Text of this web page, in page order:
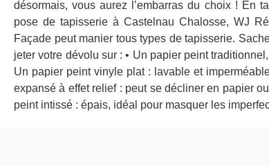
désormais, vous aurez l’embarras du choix ! En
pose de tapisserie à Castelnau Chalosse, WJ
Façade peut manier tous types de tapisserie.
jeter votre dévolu sur : • Un papier peint
Un papier peint vinyle plat : lavable et
expansé à effet relief : peut se décliner en papier
peint intissé : épais, idéal pour masquer les